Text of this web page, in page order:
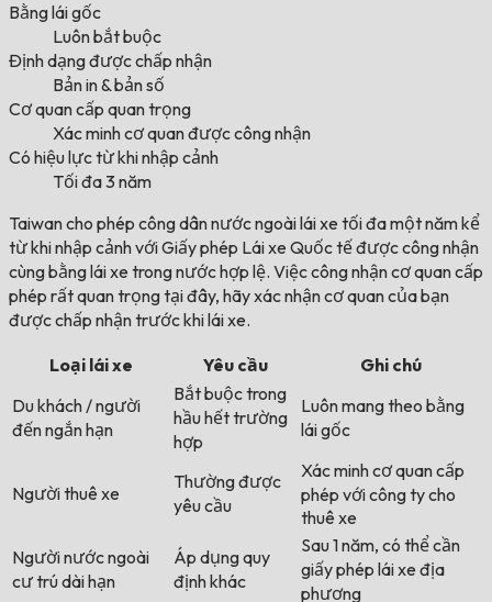
Bằng lái gốc
Luôn bắt buộc
Định dạng được chấp nhận
Bản in & bản số
Cơ quan cấp quan trọng
Xác minh cơ quan được công nhận
Có hiệu lực từ khi nhập cảnh
Tối đa 3 năm
Taiwan cho phép công dân nước ngoài lái xe tối đa một năm kể
từ khi nhập cảnh với Giấy phép Lái xe Quốc tế được công nhận
cùng bằng lái xe trong nước hợp lệ. Việc công nhận cơ quan cấp
phép rất quan trọng tại đây, hãy xác nhận cơ quan của bạn
được chấp nhận trước khi lái xe.
Loại lái xe Yêu cầu
Ghi chú
Du khách / người
đến ngắn hạn
Bắt buộc trong
hầu hết trường
hợp
Luôn mang theo bằng
lái gốc
Người thuê xe
Thường được
yêu cầu
Xác minh cơ quan cấp
phép với công ty cho
thuê xe
Người nước ngoài
cư trú dài hạn
Áp dụng quy
định khác
Sau 1 năm, có thể cần
giấy phép lái xe địa
phương